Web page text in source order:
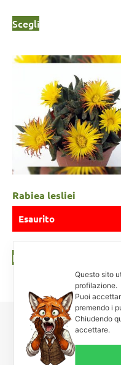
Scegli
Rabiea lesliei
Esaurito
Leggi tutto
Piante grasse, succulente e
25080 Manerba BS –
Questo sito
profilazione.
Puoi
premendo i
Chiudendo
accettare.